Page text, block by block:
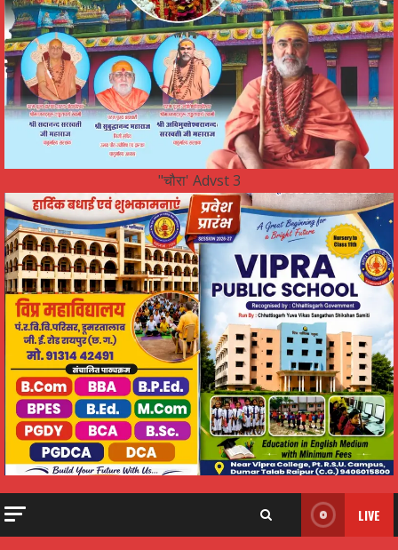
"चौरा' Advst 3
LIVE